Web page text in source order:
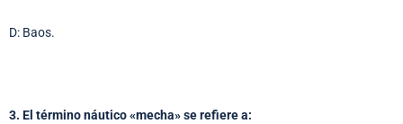
D: Baos.
3. El término náutico «mecha» se refiere a: